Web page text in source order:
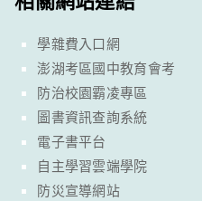
學雜費入口網
澎湖考區國中教育會考
防治校園霸凌專區
圖書資訊查詢系統
電子書平台
自主學習雲端學院
防災宣導網站